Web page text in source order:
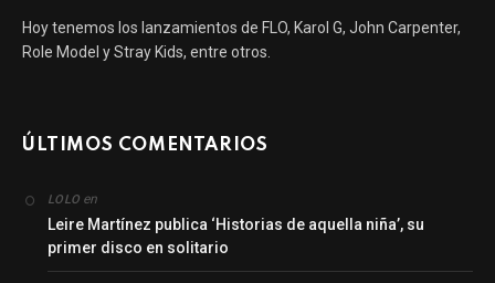
Hoy tenemos los lanzamientos de FLO, Karol G, John Carpenter,
Role Model y Stray Kids, entre otros.
ÚLTIMOS COMENTARIOS
LOLO en
Leire Martínez publica ‘Historias de aquella niña’, su
primer disco en solitario